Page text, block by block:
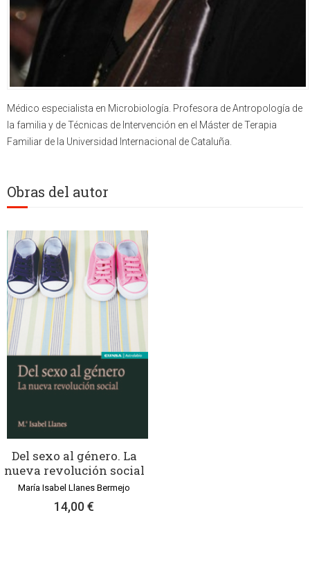
Médico especialista en Microbiología. Profesora de Antropología de
la familia y de Técnicas de Intervención en el Máster de Terapia
Familiar de la Universidad Internacional de Cataluña.
Obras del autor
Del sexo al género. La
nueva revolución social
María Isabel Llanes Bermejo
14,00 €